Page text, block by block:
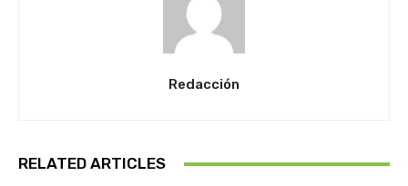
Redacción
RELATED ARTICLES